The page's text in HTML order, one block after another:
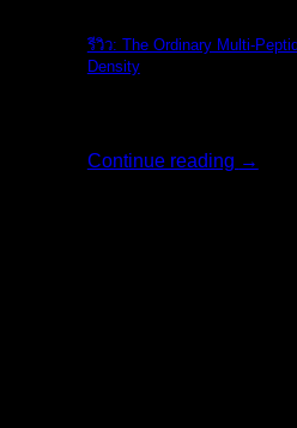
รีวิว: The Ordinary Multi-
Density
Continue reading →